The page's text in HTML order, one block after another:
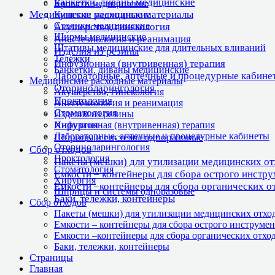
Медицинские расходные материалы
Акушерство, гинекология
Анестезиология и реанимация
Изделия из резины
Инфузионная (внутривенная) терапия
Лабораторные, аптечные и процедурные
Оториноларингология
Проктология
Стоматология
Хирургия
Шприцы и системы одноразовые
Сбор отходов
Пакеты (мешки) для утилизации медицинских
Емкости – контейнеры для сбора острого
Емкости –контейнеры для сбора органических
Баки, тележки, контейнеры
Кровати медицинские
Кушетки медицинские
Столики медицинские
Ширмы медицинские
Штативы медицинские для длительных вливаний
Тележки
Банкетки, диваны медицинские
Медицинские расходные материалы
Акушерство, гинекология
Анестезиология и реанимация
Изделия из резины
Инфузионная (внутривенная) терапия
Лабораторные, аптечные и процедурные кабинеты
Оториноларингология
Проктология
Стоматология
Хирургия
Шприцы и системы одноразовые
Сбор отходов
Пакеты (мешки) для утилизации медицинских
Емкости – контейнеры для сбора острого
Емкости –контейнеры для сбора органических
Баки, тележки, контейнеры
Страницы
Главная